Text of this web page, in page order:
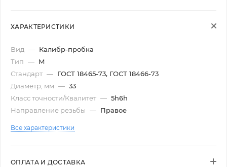
ХАРАКТЕРИСТИКИ
Вид — Калибр-пробка
Тип — М
Стандарт — ГОСТ 18465-73, ГОСТ 18466-73
Диаметр, мм — 33
Класс точности/Квалитет — 5h6h
Направление резьбы — Правое
Все характеристики
ОПЛАТА И ДОСТАВКА